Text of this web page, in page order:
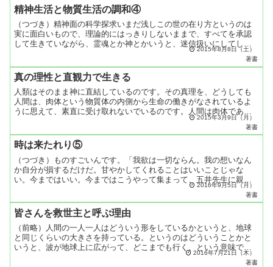
精神生活と物質生活の調和④
（つづき）精神面の科学探求いまだ浅しこの世の在り方というのは
実に面白いもので、理論的にはっきりしないままで、すべてを承認
して生きていながら、霊魂とか神とかいうと、迷信扱いにしてしま
い、すべては科学が証明してくれると安易な気持ちで生きている
2015年8月8日（土）
著書
真の理性と直観力で生きる
人類はそのまま神に直結しているのです。その真理を、どうしても
人間は、肉体という物質体の内側から生命の働きがなされているよ
うに思えて、素直に受け取れないでいるのです。人間は肉体であっ
て、肉体に制約されたものであって、神のように自由自在な存在
2015年3月9日（月）
著書
時は来たれり⑤
（つづき）ものすごいんです。「我欲は一切ならん。我の想いなん
か自分が損するだけだ。甘やかしてくれることはいいことじゃな
い。今まではいい。今まではこうやって集まって、五井先生に親し
んで、みんな心がなごんでつながったからそれはいい。しかし、こ
2016年9月5日（月）
著書
皆さんを救世主と呼ぶ理由
（前略）人間の一人一人はどういう形をしているかというと、地球
と同じくらいの大きさを持っている。というのはどういうことかと
いうと、波が地球上に広がって、どこまでも行く、という意味です
よ。ここで想えば、アメリカへでも行くし、どこへでも行く。想
2016年7月21日（木）
著書